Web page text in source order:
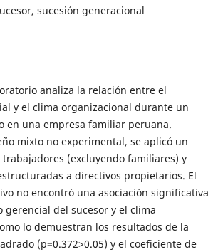
sucesión generacional
analiza la relación entre el
y el clima organizacional durante un
en una empresa familiar peruana.
mixto no experimental, se aplicó un
(excluyendo familiares) y
a directivos propietarios. El
no encontró una asociación significativa
gerencial del sucesor y el clima
lo demuestran los resultados de la
(p=0.372>0.05) y el coeficiente de